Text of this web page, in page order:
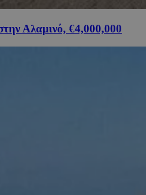
Αλαμινό, €4,000,000